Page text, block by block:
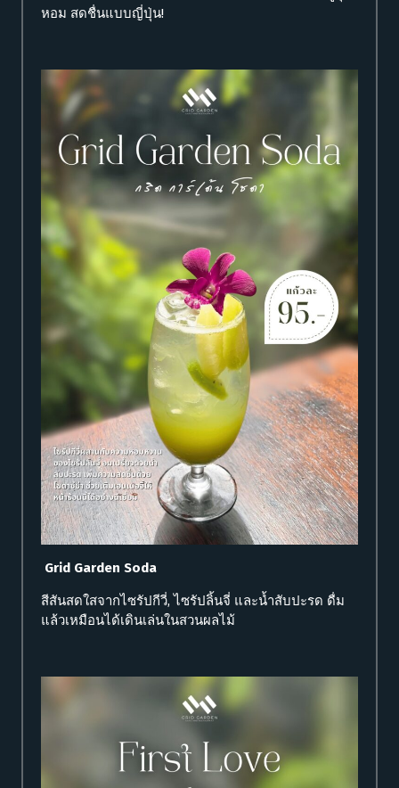
หอม สดชื่นแบบญี่ปุ่น!
Grid Garden Soda
สีสันสดใสจากไซรัปกีวี่, ไซรัปลิ้นจี่ และน้ำสับปะรด ดื่ม
แล้วเหมือนได้เดินเล่นในสวนผลไม้